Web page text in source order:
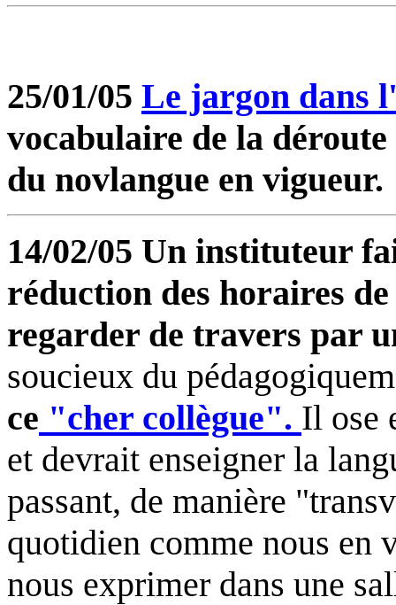
25/01/05 Le jargon dans
vocabulaire de la
du novlangue en vigueur.
14/02/05 Un instituteur
réduction des horaires
regarder de travers par
soucieux du
ce "cher collègue". Il ose
et devrait enseigner la
passant, de manière
quotidien comme nous en
nous exprimer dans une